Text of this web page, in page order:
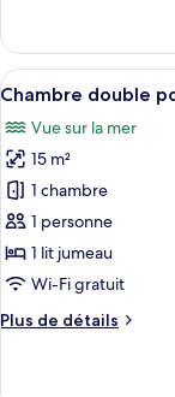
double
Chambre
Standard
double
Afficher
toutes
les
photos
pour
ce
type
de
chambre :
Chambre
7
Chambre double
Vue sur la mer
15 m²
1 chambre
1 personne
1 lit jumeau
Wi-Fi gratuit
Plus de détails
Plus